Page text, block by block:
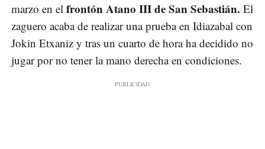
marzo en el frontón Atano III de San Sebastián. El
zaguero acaba de realizar una prueba en Idiazabal con
Jokin Etxaniz y tras un cuarto de hora ha decidido no
jugar por no tener la mano derecha en condiciones.